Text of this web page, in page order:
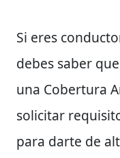
Si eres
debes saber
una Cobertura
solicitar
para darte de